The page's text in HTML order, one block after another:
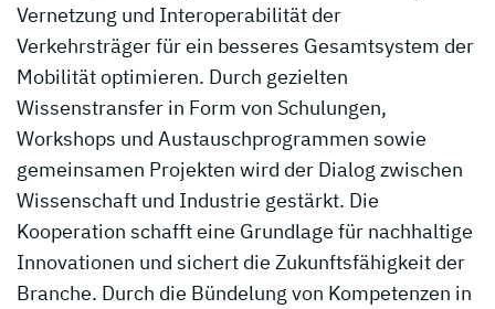
Vernetzung und Interoperabilität der
Verkehrsträger für ein besseres Gesamtsystem der
Mobilität optimieren. Durch gezielten
Wissenstransfer in Form von Schulungen,
Workshops und Austauschprogrammen sowie
gemeinsamen Projekten wird der Dialog zwischen
Wissenschaft und Industrie gestärkt. Die
Kooperation schafft eine Grundlage für nachhaltige
Innovationen und sichert die Zukunftsfähigkeit der
Branche. Durch die Bündelung von Kompetenzen in